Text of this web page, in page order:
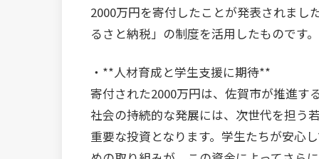
2000万円を寄付したことが発表されまし
るさと納税」の制度を活用したものです。
・**人材育成と学生支援に期待**
寄付された2000万円は、佐賀市が推進す
社会の持続的な発展には、次世代を担う
重要な投資となります。学生たちが安心